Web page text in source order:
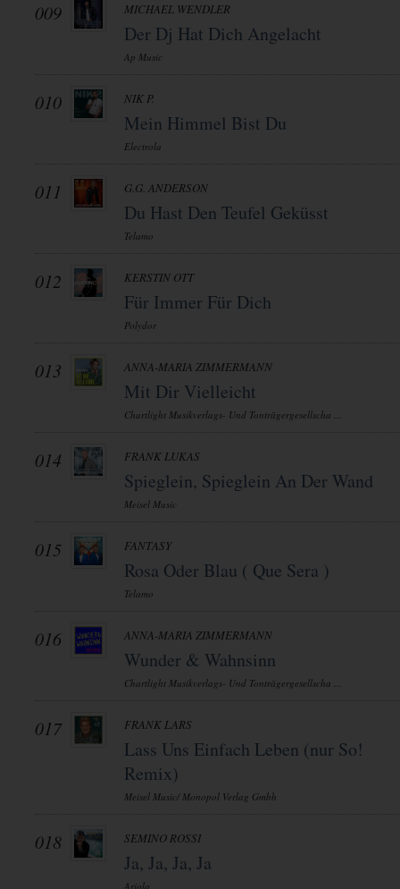
009 MICHAEL WENDLER
Der Dj Hat Dich Angelacht
Ap Music
010 NIK P.
Mein Himmel Bist Du
Electrola
011 G.G. ANDERSON
Du Hast Den Teufel Geküsst
Telamo
012 KERSTIN OTT
Für Immer Für Dich
Polydor
013 ANNA-MARIA ZIMMERMANN
Mit Dir Vielleicht
Chartlight Musikverlags- Und Tonträgergesellscha ...
014 FRANK LUKAS
Spieglein, Spieglein An Der Wand
Meisel Music
015 FANTASY
Rosa Oder Blau ( Que Sera )
Telamo
016 ANNA-MARIA ZIMMERMANN
Wunder & Wahnsinn
Chartlight Musikverlags- Und Tonträgergesellscha ...
017 FRANK LARS
Lass Uns Einfach Leben (nur So!
Remix)
Meisel Music/ Monopol Verlag Gmbh
018 SEMINO ROSSI
Ja, Ja, Ja, Ja
Ariola